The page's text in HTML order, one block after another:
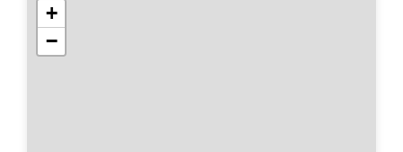
+
−